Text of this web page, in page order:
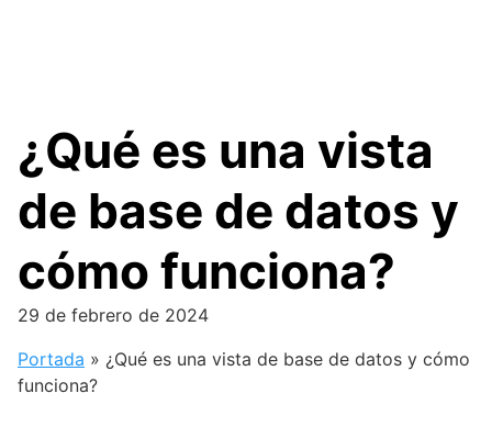
¿Qué es una vista
de base de datos y
cómo funciona?
29 de febrero de 2024
Portada » ¿Qué es una vista de base de datos y cómo
funciona?